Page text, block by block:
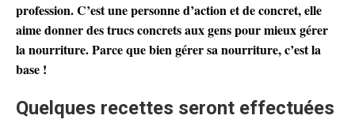
profession. C’est une personne d’action et de concret, elle
aime donner des trucs concrets aux gens pour mieux gérer
la nourriture. Parce que bien gérer sa nourriture, c’est la
base !
Quelques recettes seront effectuées